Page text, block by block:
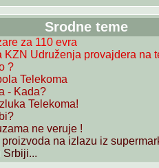
Srodne teme
za 110 evra
KZN Udruženja provajdera na
?
Telekoma
- Kada?
Telekoma!
ne veruje !
na izlazu iz
Srbiji...